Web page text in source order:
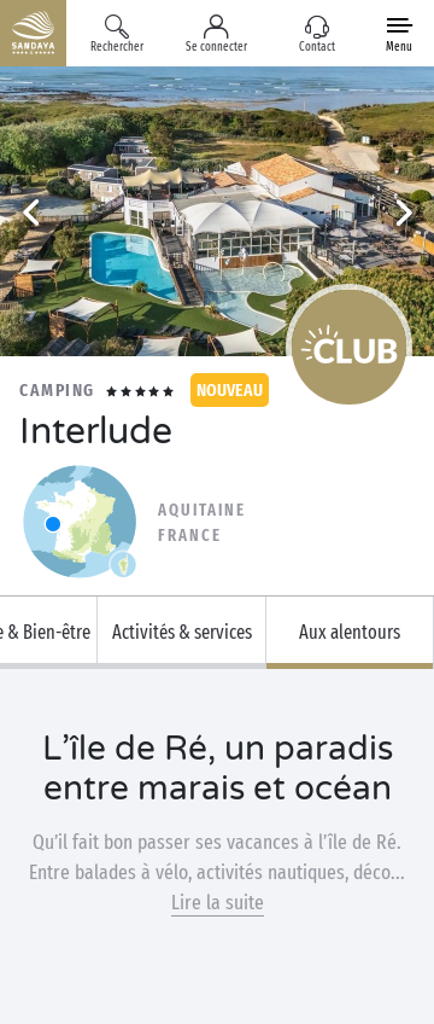
Rechercher Se connecter Contact Menu
CAMPING NOUVEAU
Interlude
AQUITAINE
FRANCE
& Bien-être Activités & services Aux alentours
L’île de Ré, un paradis
entre marais et océan
Qu’il fait bon passer ses vacances à l’île de Ré.
Entre balades à vélo, activités nautiques, déco...
Lire la suite